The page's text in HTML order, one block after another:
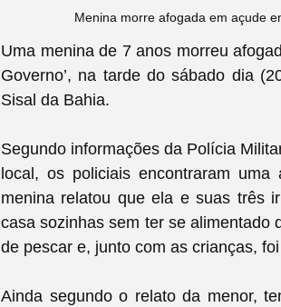
Menina morre afogada em açude
Uma menina de 7 anos morreu
Governo’, na tarde do sábado dia
Sisal da Bahia.
Segundo informações da Polícia
local, os policiais encontraram
menina relatou que ela e suas três
casa sozinhas sem ter se alimentado
de pescar e, junto com as crianças,
Ainda segundo o relato da menor,